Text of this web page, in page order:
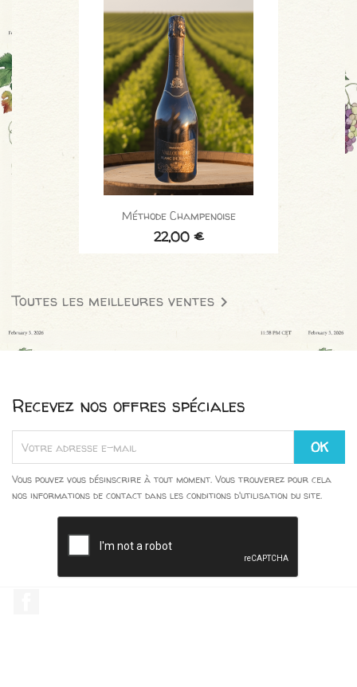
Méthode Champenoise
22,00 €
Toutes les meilleures ventes 
Recevez nos offres spéciales
Vous pouvez vous désinscrire à tout moment. Vous trouverez pour cela
nos informations de contact dans les conditions d'utilisation du site.